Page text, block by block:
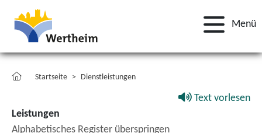
Menü
Startseite Dienstleistungen
Text vorlesen
Leistungen
Alphabetisches Register überspringen